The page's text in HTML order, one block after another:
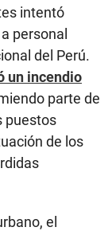
intentó
personal
del Perú.
un incendio
parte de
puestos
de los
el